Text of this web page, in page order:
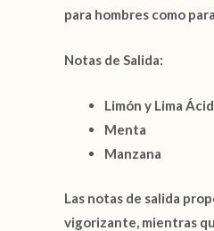
para hombres como
Notas de Salida:
Limón y Lima
Menta
Manzana
Las notas de salida
vigorizante, mientras